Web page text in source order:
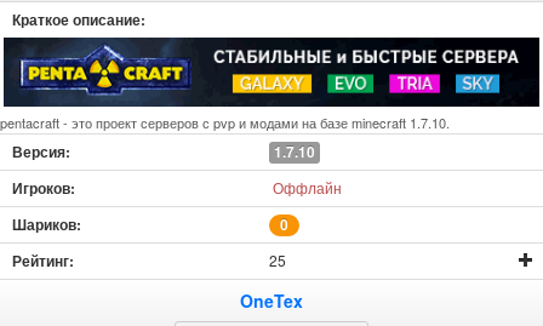
pentacraft - это проект серверов с pvp и модами на базе minecraft 1.7.10.
1.7.10
Оффлайн
0
25
OneTex